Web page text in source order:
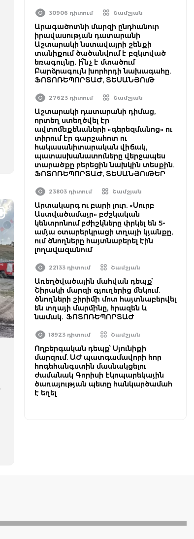
30906 դիտում Շամշյան
Արագածոտնի մարզի ընդհանուր
իրավասության դատարանի
Աշտարակի նստավայրի շենքի
տանիքում ծածանվում է բզկտված
եռագույնը․ ի՞նչ է մտածում
Բարձրագույն խորհրդի նախագահը.
ՖՈՏՈՌԵՊՈՐՏԱԺ, ՏԵՍԱՆՅՈւԹ
27623 դիտում Շամշյան
Աշտարակի դատարանի դիմաց,
որտեղ ստեղծվել էր
ավտոմեքենաների «գերեզմանոց» ու
տիրում էր գարշահոտ ու
հակասանիտարական վիճակ,
պատասխանատուները վերջապես
տարածքը բերեցին նախկին տեսքին.
ՖՈՏՈՌԵՊՈՐՏԱԺ, ՏԵՍԱՆՅՈւԹԵՐ
23803 դիտում Շամշյան
Արտակարգ ու բարի լուր. «Սուրբ
Աստվածամայր» բժշկական
կենտրոնում բժիշկները փրկել են 5-
ամյա օտարերկրացի տղայի կյանքը,
ում ծնողները հայտնաբերել էին
լողավազանում
22133 դիտում Շամշյան
Առեղծվածային մահվան դեպք՝
Շիրակի մարզի գյուղերից մեկում․
ծնողների շիրիմի մոտ հայտնաբերվել
են տղայի մարմինը, հրազեն և
նամակ․ ՖՈՏՈՌԵՊՈՐՏԱԺ
18923 դիտում Շամշյան
Ողբերգական դեպք՝ Սյունիքի
մարզում. ԱԺ պատգամավորի հոր
հոգեհանգստին մասնակցելու
ժամանակ Գորիսի էկոպարեկային
ծառայության պետը հանկարծամահ
է եղել